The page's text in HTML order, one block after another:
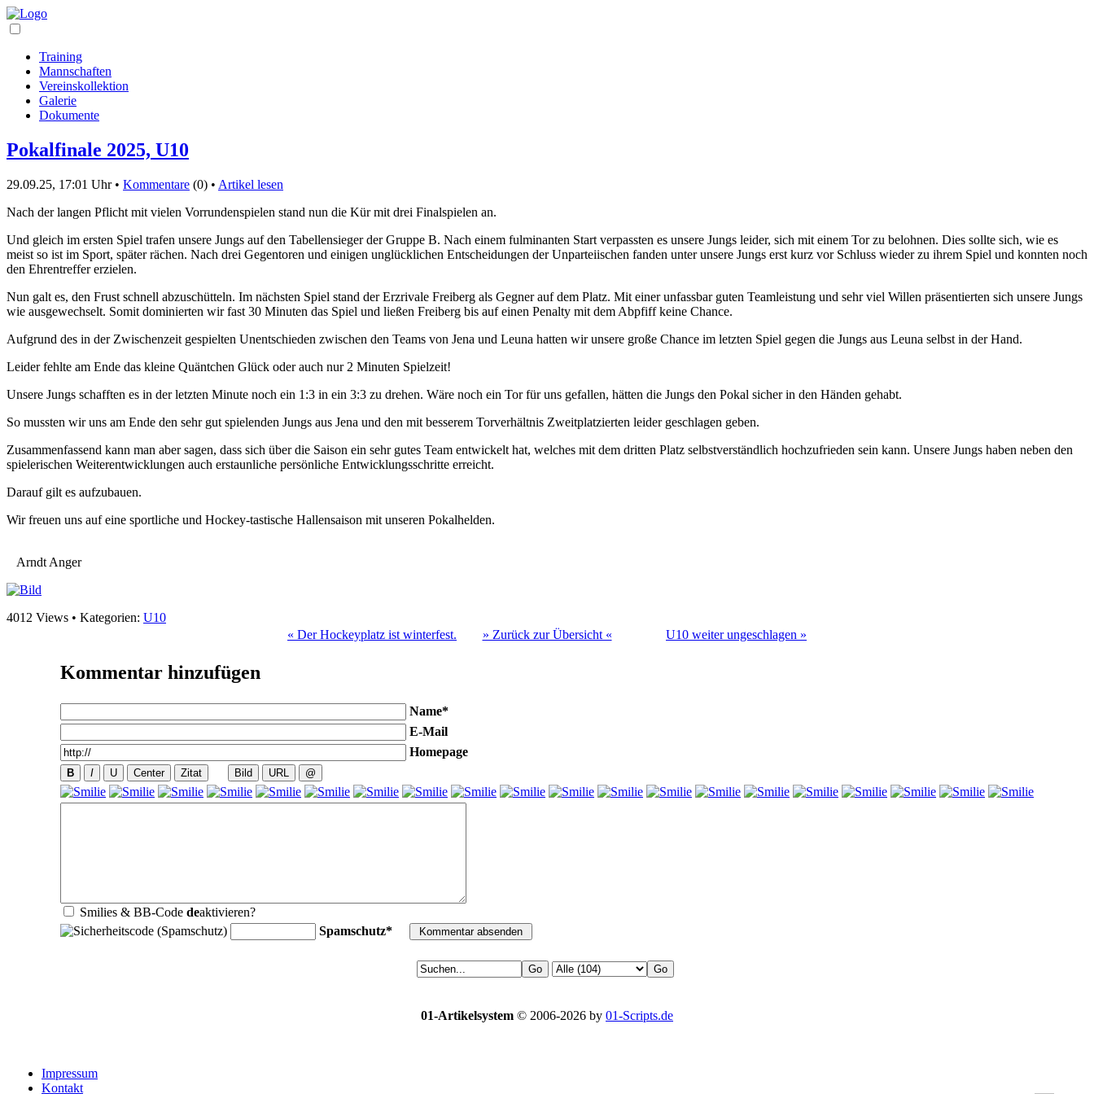
Training
Mannschaften
Vereinskollektion
Galerie
Dokumente
Pokalfinale 2025, U10
29.09.25, 17:01 Uhr • Kommentare (0) • Artikel lesen
Nach der langen Pflicht mit vielen Vorrundenspielen stand nun die Kür mit drei Finalspielen an.
Und gleich im ersten Spiel trafen unsere Jungs auf den Tabellensieger der Gruppe B. Nach einem fulminanten Start verpassten es unsere Jungs leider, sich mit einem Tor zu belohnen. Dies sollte sich, wie es
meist so ist im Sport, später rächen. Nach drei Gegentoren und einigen unglücklichen Entscheidungen der Unparteiischen fanden unter unsere Jungs erst kurz vor Schluss wieder zu ihrem Spiel und konnten noch
den Ehrentreffer erzielen.
Nun galt es, den Frust schnell abzuschütteln. Im nächsten Spiel stand der Erzrivale Freiberg als Gegner auf dem Platz. Mit einer unfassbar guten Teamleistung und sehr viel Willen präsentierten sich unsere Jungs
wie ausgewechselt. Somit dominierten wir fast 30 Minuten das Spiel und ließen Freiberg bis auf einen Penalty mit dem Abpfiff keine Chance.
Aufgrund des in der Zwischenzeit gespielten Unentschieden zwischen den Teams von Jena und Leuna hatten wir unsere große Chance im letzten Spiel gegen die Jungs aus Leuna selbst in der Hand.
Leider fehlte am Ende das kleine Quäntchen Glück oder auch nur 2 Minuten Spielzeit!
Unsere Jungs schafften es in der letzten Minute noch ein 1:3 in ein 3:3 zu drehen. Wäre noch ein Tor für uns gefallen, hätten die Jungs den Pokal sicher in den Händen gehabt.
So mussten wir uns am Ende den sehr gut spielenden Jungs aus Jena und den mit besserem Torverhältnis Zweitplatzierten leider geschlagen geben.
Zusammenfassend kann man aber sagen, dass sich über die Saison ein sehr gutes Team entwickelt hat, welches mit dem dritten Platz selbstverständlich hochzufrieden sein kann. Unsere Jungs haben neben den
spielerischen Weiterentwicklungen auch erstaunliche persönliche Entwicklungsschritte erreicht.
Darauf gilt es aufzubauen.
Wir freuen uns auf eine sportliche und Hockey-tastische Hallensaison mit unseren Pokalhelden.
Arndt Anger
4012 Views • Kategorien: U10
« Der Hockeyplatz ist winterfest.
» Zurück zur Übersicht « U10 weiter ungeschlagen »
Kommentar hinzufügen
Name*
E-Mail
Homepage
Smilies & BB-Code deaktivieren?
Spamschutz*
01-Artikelsystem © 2006-2026 by 01-Scripts.de
Impressum
Kontakt